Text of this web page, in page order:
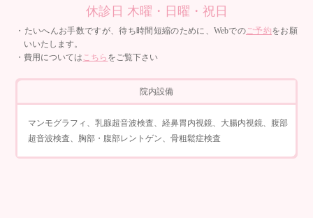
休診日 木曜・日曜・祝日
・たいへんお手数ですが、待ち時間短縮のために、Webでのご予約をお願
いいたします。
・費用についてはこちら をご覧下さい
院内設備
マンモグラフィ、乳腺超音波検査、経鼻胃内視鏡、大腸内視鏡、腹部
超音波検査、胸部・腹部レントゲン、骨粗鬆症検査